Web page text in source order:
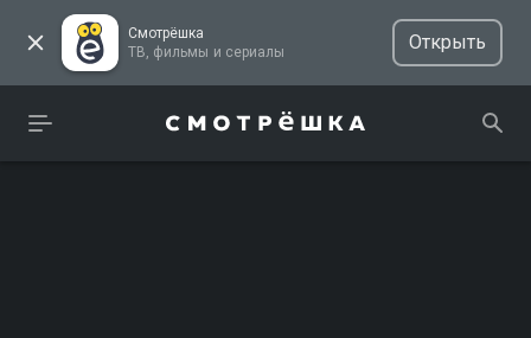
Смотрёшка
ТВ, фильмы и сериалы
Открыть